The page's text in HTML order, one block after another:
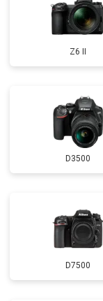
Z6 II
D3500
D7500